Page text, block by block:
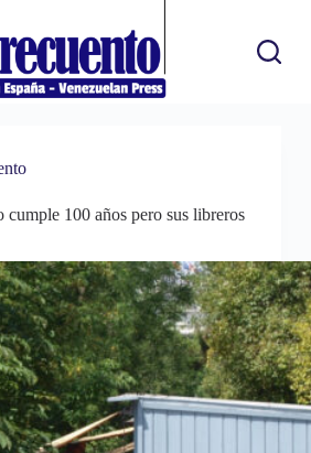
cumple 100 años pero sus libreros